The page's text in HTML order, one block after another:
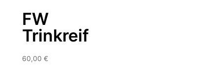
FW
Trinkreif
60,00 €